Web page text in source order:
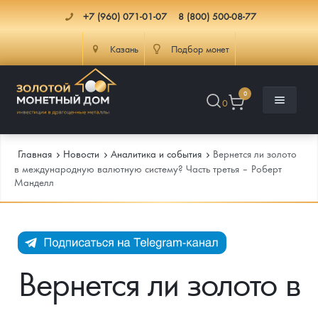
+7 (960) 071-01-07 8 (800) 500-08-77
Казань Подбор монет
0
0
Каталог
Каталог Монет
Монеты Россия и СССР
Памятные и старинные монеты
Инфо
Подлинность монет
Услуги
Главная Новости Аналитика и события
Вернется ли золото
в международную валютную систему? Часть третья – Роберт
Манделл
Вернется ли золото в